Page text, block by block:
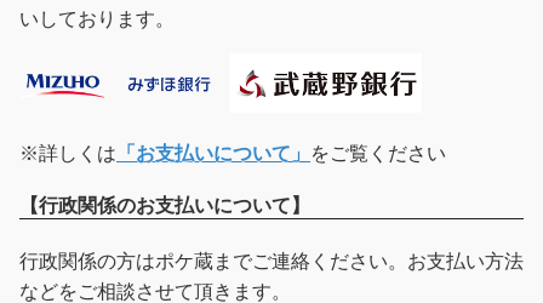
いしております。
※詳しくは 「お支払いについて」 をご覧ください
【行政関係のお支払いについて】
行政関係の方はポケ蔵までご連絡ください。お支払い方法
などをご相談させて頂きます。